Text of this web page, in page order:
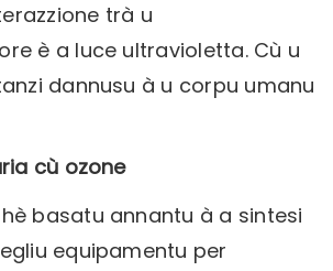
trà u
è a luce ultravioletta. Cù u
dannusu à u corpu umanu
cù ozone
basatu annantu à a sintesi
equipamentu per